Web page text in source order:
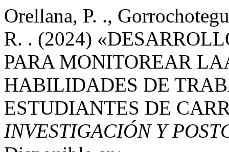
Orellana, P. .,
R. . (2024)
PARA MONITOREAR
HABILIDADES DE
ESTUDIANTES DE
INVESTIGACIÓN Y